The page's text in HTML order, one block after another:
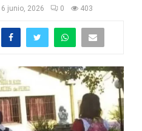
junio, 2026 0 403